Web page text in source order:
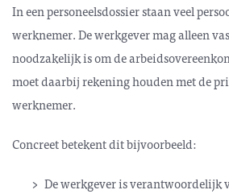
In een personeelsdossier staan veel
werknemer. De werkgever mag alleen
noodzakelijk is om de
moet daarbij rekening houden met de
werknemer.
Concreet betekent dit bijvoorbeeld:
De werkgever is verantwoordelijk